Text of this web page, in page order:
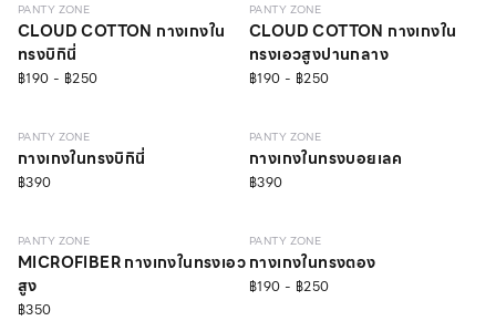
PANTY ZONE
CLOUD COTTON กางเกงใน
ทรงบิกินี่
฿190 - ฿250
PANTY ZONE
CLOUD COTTON กางเกงใน
ทรงเอวสูงปานกลาง
฿190 - ฿250
SCULPT ONLINE EXCLUSIVE
PANTY ZONE
กางเกงในทรงบิกินี่
฿390
SCULPT ONLINE EXCLUSIVE
PANTY ZONE
กางเกงในทรงบอยเลค
฿390
EVERYDAY
PANTY ZONE
MICROFIBER กางเกงในทรงเอว
สูง
฿350
EVERYDAY
PANTY ZONE
กางเกงในทรงตอง
฿190 - ฿250